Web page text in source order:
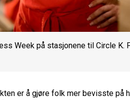
Week på stasjonene til Circle K.
er å gjøre folk mer bevisste på